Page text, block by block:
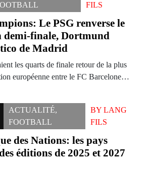
FILS
Le PSG renverse le
demi-finale, Dortmund
de Madrid
les quarts de finale retour de la plus
européenne entre le FC Barcelone…
ACTUALITÉ,
FOOTBALL
BYLANG
FILS
des Nations: les pays
éditions de 2025 et 2027